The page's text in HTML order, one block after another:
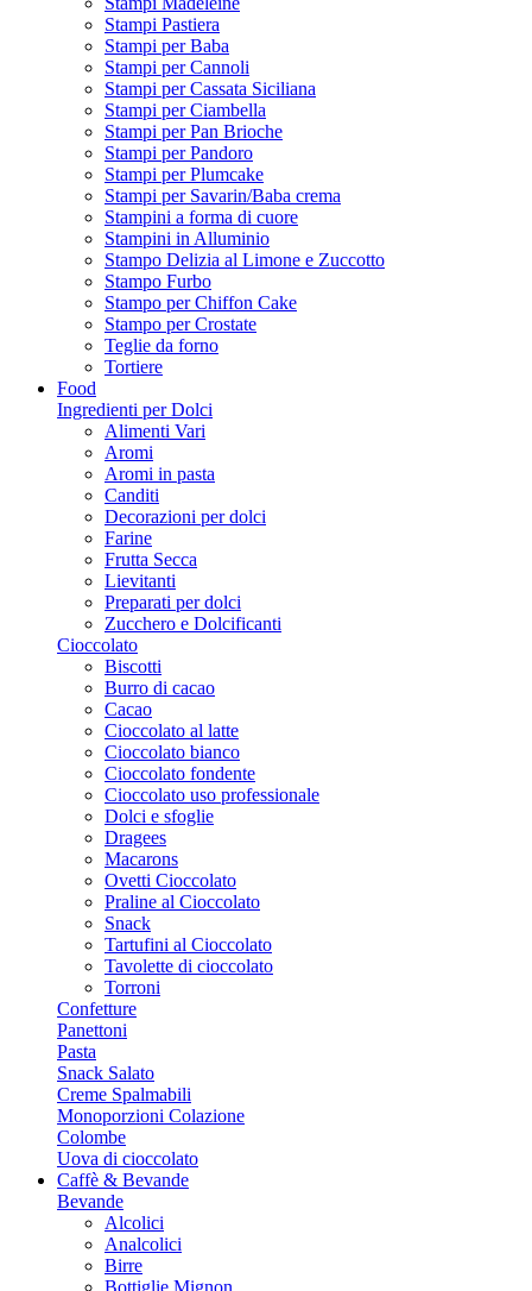
Stampi Pastiera
Stampi per Baba
Stampi per Cannoli
Stampi per Cassata Siciliana
Stampi per Ciambella
Stampi per Pan Brioche
Stampi per Pandoro
Stampi per Plumcake
Stampi per Savarin/Baba crema
Stampini a forma di cuore
Stampini in Alluminio
Stampo Delizia al Limone e Zuccotto
Stampo Furbo
Stampo per Chiffon Cake
Stampo per Crostate
Teglie da forno
Tortiere
Food
Ingredienti per Dolci
Alimenti Vari
Aromi
Aromi in pasta
Canditi
Decorazioni per dolci
Farine
Frutta Secca
Lievitanti
Preparati per dolci
Zucchero e Dolcificanti
Cioccolato
Biscotti
Burro di cacao
Cacao
Cioccolato al latte
Cioccolato bianco
Cioccolato fondente
Cioccolato uso professionale
Dolci e sfoglie
Dragees
Macarons
Ovetti Cioccolato
Praline al Cioccolato
Snack
Tartufini al Cioccolato
Tavolette di cioccolato
Torroni
Confetture
Panettoni
Pasta
Snack Salato
Creme Spalmabili
Monoporzioni Colazione
Colombe
Uova di cioccolato
Caffè & Bevande
Bevande
Alcolici
Analcolici
Birre
Bottiglie Mignon